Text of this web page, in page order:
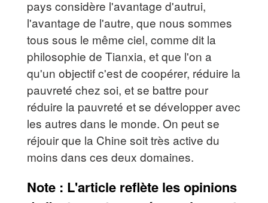
pays considère l'avantage d'autrui,
l'avantage de l'autre, que nous sommes
tous sous le même ciel, comme dit la
philosophie de Tianxia, et que l'on a
qu'un objectif c'est de coopérer, réduire la
pauvreté chez soi, et se battre pour
réduire la pauvreté et se développer avec
les autres dans le monde. On peut se
réjouir que la Chine soit très active du
moins dans ces deux domaines.
Note : L'article reflète les opinions